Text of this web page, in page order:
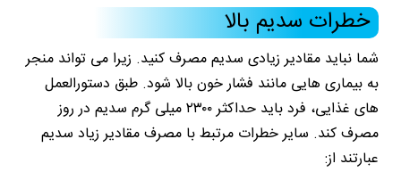
خطرات سدیم بالا
شما نباید مقادیر زیادی سدیم مصرف کنید. زیرا می تواند منجر
به بیماری هایی مانند فشار خون بالا شود. طبق دستورالعمل
های غذایی، فرد باید حداکثر ۲۳۰۰ میلی گرم سدیم در روز
مصرف کند. سایر خطرات مرتبط با مصرف مقادیر زیاد سدیم
عبارتند از: